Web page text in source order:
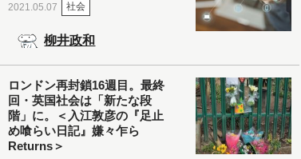
2021.05.07 社会
柳井政和
ロンドン再封鎖16週目。最終
回・英国社会は「新たな段
階」に。＜入江敦彦の『足止
め喰らい日記』嫌々乍ら
Returns＞